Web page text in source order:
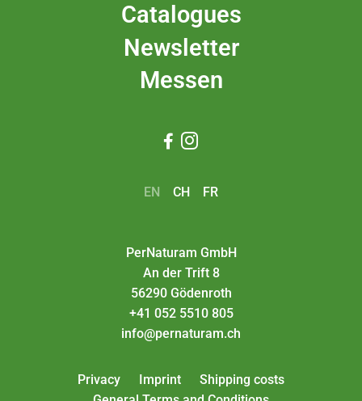
Catalogues
Newsletter
Messen
 
EN CH FR
PerNaturam GmbH
An der Trift 8
56290 Gödenroth
+41 052 5510 805
info@pernaturam.ch
Privacy Imprint
Shipping costs